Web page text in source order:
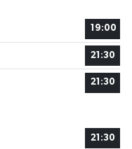
19:00
21:30
21:30
21:30